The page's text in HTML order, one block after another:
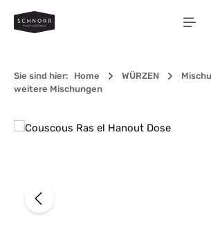
Zum Hauptinhalt springen
Sie sind hier: Home WÜRZEN
weitere Mischungen
Bildergalerie überspringen